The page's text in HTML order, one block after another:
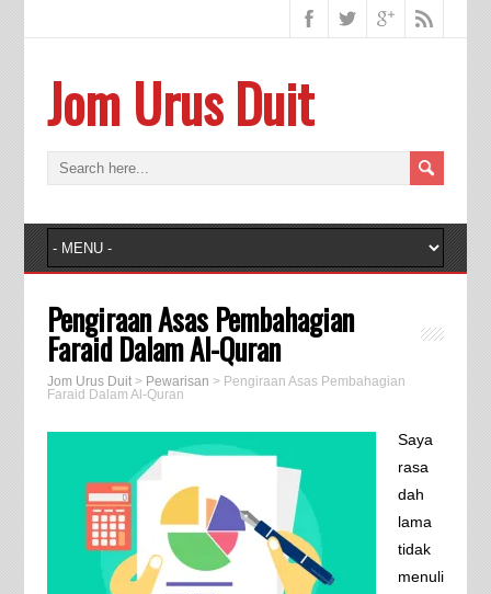
Jom Urus Duit
Pengiraan Asas Pembahagian
Faraid Dalam Al-Quran
Jom Urus Duit> Pewarisan > Pengiraan Asas Pembahagian
Faraid Dalam Al-Quran
Saya
rasa
dah
lama
tidak
menuli